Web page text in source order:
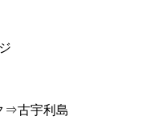
⇒古宇利島